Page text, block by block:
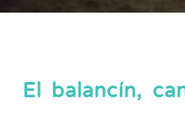
El balancín,